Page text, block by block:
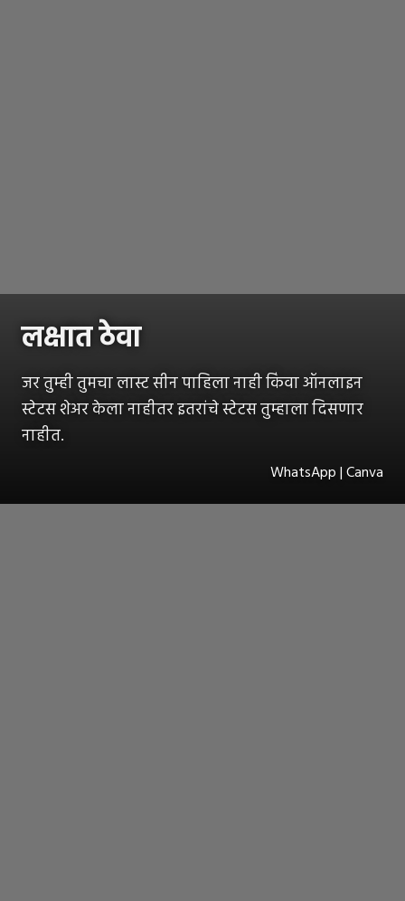
लक्षात ठेवा
जर तुम्ही तुमचा लास्ट सीन पाहिला नाही किंवा ऑनलाइन
स्टेटस शेअर केला नाहीतर इतरांचे स्टेटस तुम्हाला दिसणार
नाहीत.
WhatsApp | Canva